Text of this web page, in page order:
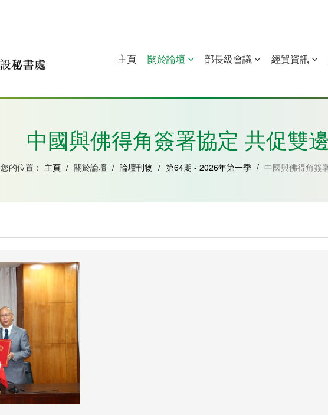
佛得角 幾內亞比紹 赤道幾內亞 莫桑比克
主頁 關於論壇 部長級會議 經貿資訊
中國與佛得角簽署協定 共促雙
您的位置： 主頁 / 關於論壇 / 論壇刊物 / 第64期 - 2026年第一季 / 中國與佛得角簽